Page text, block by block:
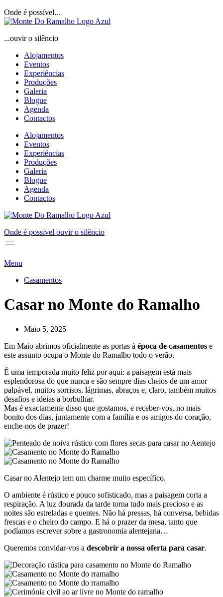
Pular
para
conteúdo
Onde é possível...
...ouvir o silêncio
Alojamentos
Eventos
Experiências
Produções
Galeria
Blogue
Agenda
Contactos
Alojamentos
Eventos
Experiências
Produções
Galeria
Blogue
Agenda
Contactos
Onde é possível ouvir o silêncio
Menu
Casamentos
Casar no Monte do Ramalho
Maio 5, 2025
Em Maio abrimos oficialmente as portas à época de casamentos e
este assunto ocupa o Monte do Ramalho todo o verão.
É uma temporada muito feliz por aqui: a paisagem está mais
esplendorosa do que nunca e são sempre dias cheios de um amor
palpável, muitos sorrisos, lágrimas, abraços e, claro, também muitos
desafios e ideias a borbulhar.
Mas é exactamente disso que gostamos, e receber-vos, no mais
bonito dos dias, juntamente com a família e os amigos do coração,
enche-nos de prazer!
Casar no Alentejo tem um charme muito específico.
O ambiente é rústico e pouco sofisticado, mas a paisagem corta a
respiração. A luz dourada da tarde torna tudo mais precioso e as
noites são estreladas e quentes. Não há pressas, há conversa, bebidas
frescas e o cheiro do campo. E há o prazer da mesa, tanto que
podíamos escrever sobre a gastronomia alentejana…
Queremos convidar-vos a descobrir a nossa oferta para casar.